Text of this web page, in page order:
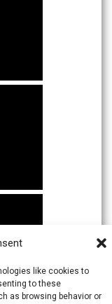
like cookies to
to these
as browsing behavior or